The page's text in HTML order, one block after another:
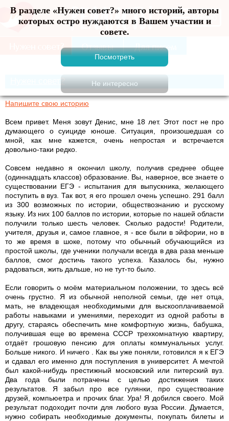
В разделе «Нужен совет?» много историй, авторы
которых остро нуждаются в Вашем участии и
совете.
Меню
Нужен совет?
Напишите свою историю
Всем привет. Меня зовут Денис, мне 18 лет. Этот пост не про
думающего о суициде юноше. Ситуация, произошедшая со
мной, как мне кажется, очень непростая и встречается
довольно-таки редко.
Совсем недавно я окончил школу, получив среднее общее
(одиннадцать классов) образование. Вы, наверное, все знаете о
существовании ЕГЭ - испытания для выпускника, желающего
поступить в вуз. Так вот, я его прошел очень успешно. 291 балл
из 300 возможных по истории, обществознанию и русскому
языку. Из них 100 баллов по истории, которые по нашей области
получили только шесть человек. Сколько радости! Родители,
учителя, друзья и, самое главное, я - все были в эйфории, но в
то же время в шоке, потому что обычный обучающийся из
простой школы, где ученики получали всегда в два раза меньше
баллов, смог достичь такого успеха. Казалось бы, нужно
радоваться, жить дальше, но не тут-то было.
Если говорить о моём материальном положении, то здесь всё
очень грустно. Я из обычной неполной семьи, где нет отца,
мать, не владеющая необходимыми для выскооплачиваемой
работы навыками и умениями, переходит из одной работы в
другу, стараясь обеспечить мне комфортную жизнь, бабушка,
получившая еще во времена СССР трехкомнатную квартиру,
отдаёт грошовую пенсию для оплаты коммунальных услуг.
Больше никого. И ничего . Как вы уже поняли, готовился я к ЕГЭ
и сдавал его именно для поступления в университет. А мечтой
был какой-нибудь престижный московский или питерский вуз.
Два года были потрачены с целью достижения таких
результатов. Я забыл про все гулянки, про существоание
друзей, компьюетра и прочих благ. Ура! Я добился своего. Мой
результат подоходит почти для любого вуза России. Думается,
нужно собирать необходимые документы, покупать билеты и